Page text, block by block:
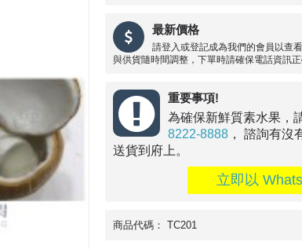
最新價格
請登入或登記成為我們的會員以查
與供貨隨時間調整，下單時請確保電話資訊正
重要事項!
為確保新鮮質素水果，
8222-8888 ， 諮詢有沒
送貨到府上。
立即以
商品代碼： TC201